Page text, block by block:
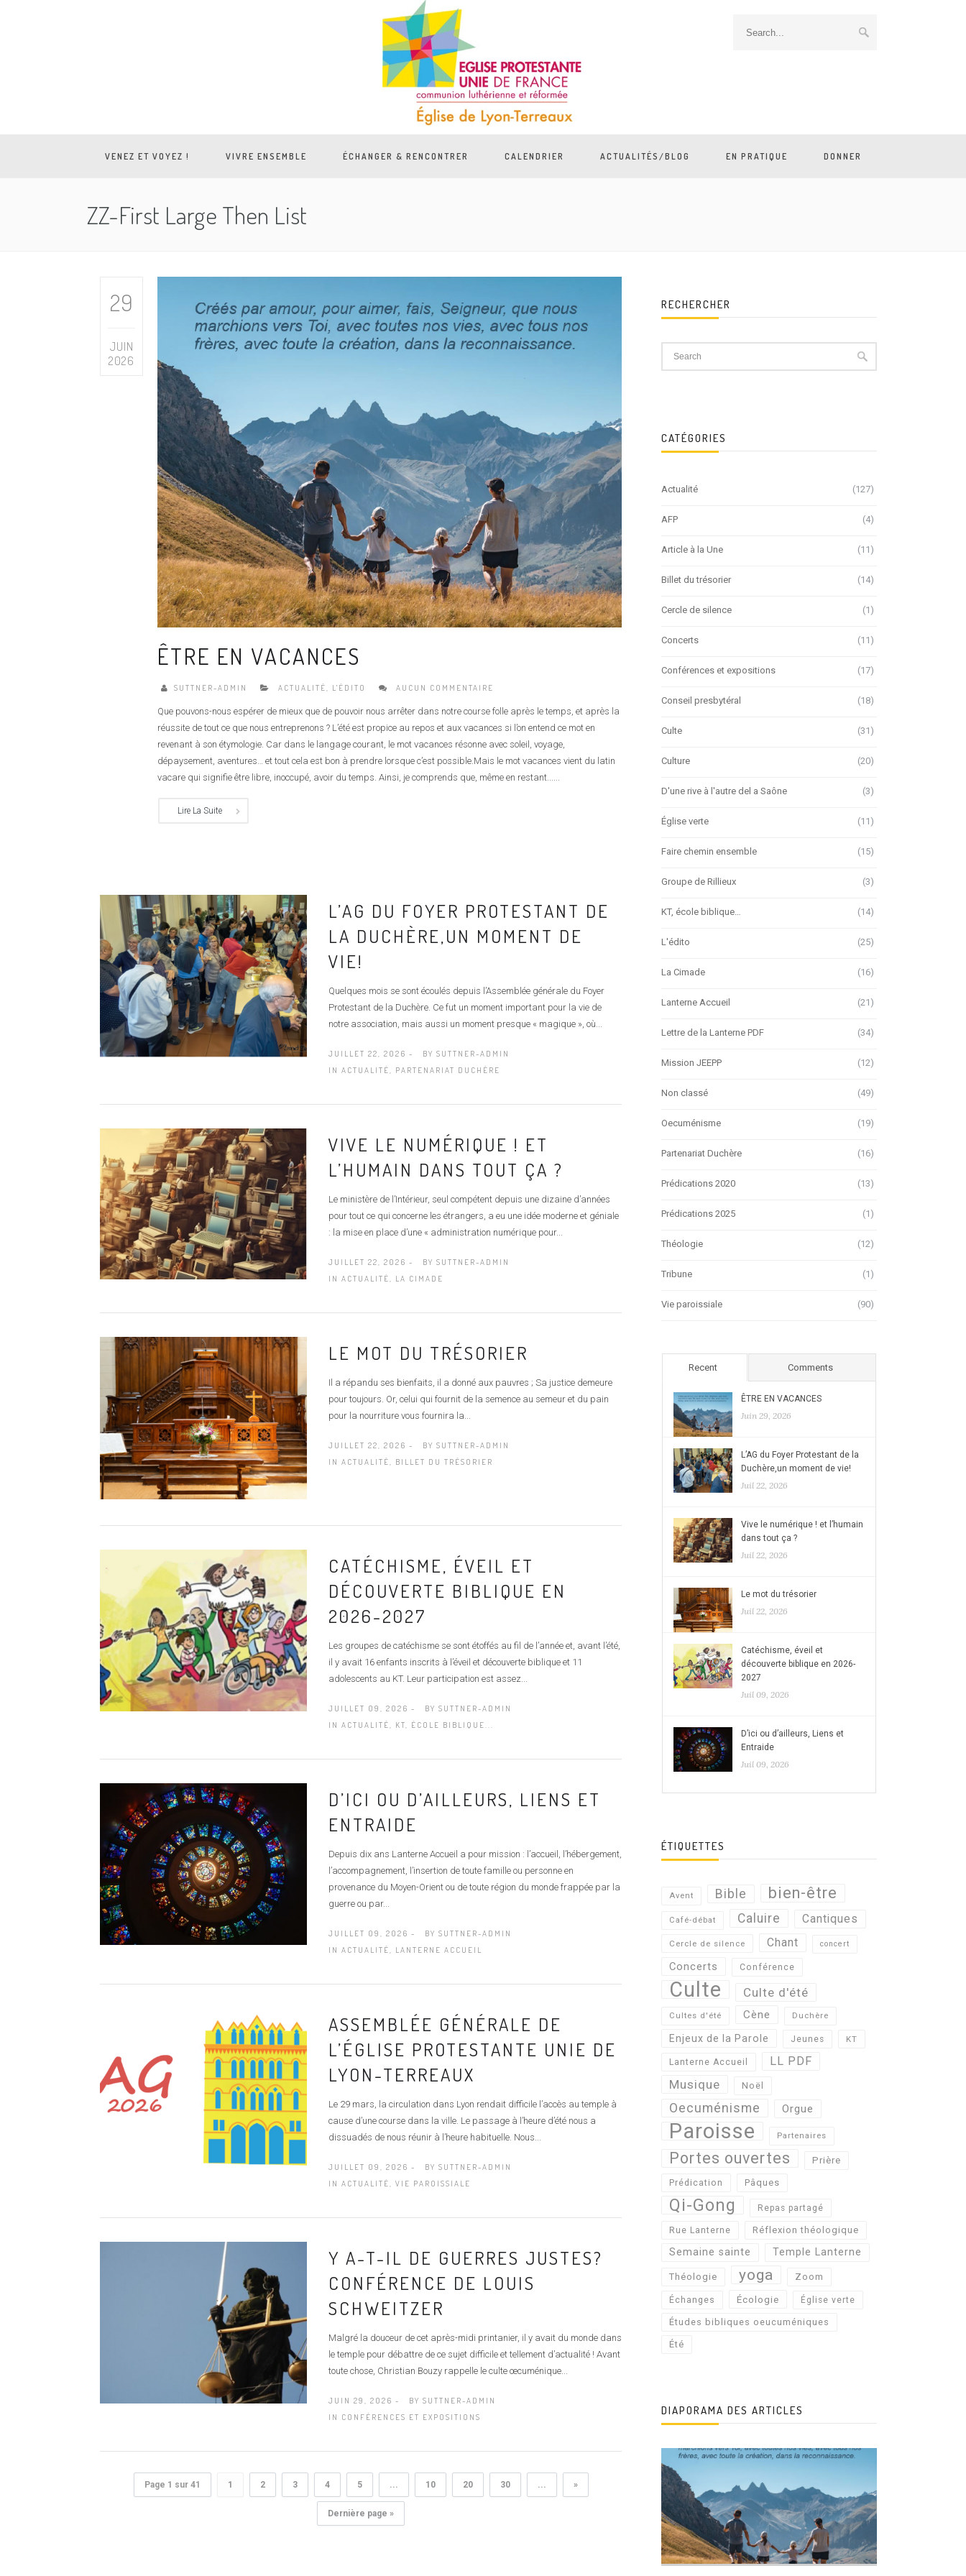
VENEZ ET VOYEZ ! VIVRE ENSEMBLE ÉCHANGER & RENCONTRER CALENDRIER ACTUALITÉS/BLOG EN PRATIQUE DONNER
ZZ-First Large Then List
29
JUIN
2026
ÊTRE EN VACANCES
SUTTNER-ADMIN ACTUALITÉ L'ÉDITO AUCUN COMMENTAIRE
Que pouvons-nous espérer de mieux que de pouvoir nous arrêter dans notre course folle après le temps, et après la
réussite de tout ce que nous entreprenons ? L’été est propice au repos et aux vacances si l’on entend ce mot en
revenant à son étymologie. Car dans le langage courant, le mot vacances résonne avec soleil, voyage,
dépaysement, aventures… et tout cela est bon à prendre lorsque c’est possible.Mais le mot vacances vient du latin
vacare qui signifie être libre, inoccupé, avoir du temps. Ainsi, je comprends que, même en restant......
Lire La Suite
L’AG DU FOYER PROTESTANT DE
LA DUCHÈRE,UN MOMENT DE
VIE!
Quelques mois se sont écoulés depuis l’Assemblée générale du Foyer
Protestant de la Duchère. Ce fut un moment important pour la vie de
notre association, mais aussi un moment presque « magique », où...
JUILLET 22, 2026 - BY SUTTNER-ADMIN
IN ACTUALITÉ PARTENARIAT DUCHÈRE
VIVE LE NUMÉRIQUE ! ET
L’HUMAIN DANS TOUT ÇA ?
Le ministère de l’Intérieur, seul compétent depuis une dizaine d’années
pour tout ce qui concerne les étrangers, a eu une idée moderne et géniale
: la mise en place d’une « administration numérique pour...
JUILLET 22, 2026 - BY SUTTNER-ADMIN
IN ACTUALITÉ LA CIMADE
LE MOT DU TRÉSORIER
Il a répandu ses bienfaits, il a donné aux pauvres ; Sa justice demeure
pour toujours. Or, celui qui fournit de la semence au semeur et du pain
pour la nourriture vous fournira la...
JUILLET 22, 2026 - BY SUTTNER-ADMIN
IN ACTUALITÉ BILLET DU TRÉSORIER
CATÉCHISME, ÉVEIL ET
DÉCOUVERTE BIBLIQUE EN
2026-2027
Les groupes de catéchisme se sont étoffés au fil de l’année et, avant l’été,
il y avait 16 enfants inscrits à l’éveil et découverte biblique et 11
adolescents au KT. Leur participation est assez...
JUILLET 09, 2026 - BY SUTTNER-ADMIN
IN ACTUALITÉ KT, ÉCOLE BIBLIQUE...
D’ICI OU D’AILLEURS, LIENS ET
ENTRAIDE
Depuis dix ans Lanterne Accueil a pour mission : l’accueil, l’hébergement,
l’accompagnement, l’insertion de toute famille ou personne en
provenance du Moyen-Orient ou de toute région du monde frappée par la
guerre ou par...
JUILLET 09, 2026 - BY SUTTNER-ADMIN
IN ACTUALITÉ LANTERNE ACCUEIL
ASSEMBLÉE GÉNÉRALE DE
L’ÉGLISE PROTESTANTE UNIE DE
LYON-TERREAUX
Le 29 mars, la circulation dans Lyon rendait difficile l’accès au temple à
cause d’une course dans la ville. Le passage à l’heure d’été nous a
dissuadés de nous réunir à l’heure habituelle. Nous...
JUILLET 09, 2026 - BY SUTTNER-ADMIN
IN ACTUALITÉ VIE PAROISSIALE
Y A-T-IL DE GUERRES JUSTES?
CONFÉRENCE DE LOUIS
SCHWEITZER
Malgré la douceur de cet après-midi printanier, il y avait du monde dans
le temple pour débattre de ce sujet difficile et tellement d’actualité ! Avant
toute chose, Christian Bouzy rappelle le culte œcuménique...
JUIN 29, 2026 - BY SUTTNER-ADMIN
IN CONFÉRENCES ET EXPOSITIONS
Page 1 sur 41 1 2 3 4 5 ... 10 20 30 ... »
Dernière page »
RECHERCHER
CATÉGORIES
Actualité (127)
AFP (4)
Article à la Une (11)
Billet du trésorier (14)
Cercle de silence (1)
Concerts (11)
Conférences et expositions (17)
Conseil presbytéral (18)
Culte (31)
Culture (20)
D'une rive à l'autre del a Saône (3)
Église verte (11)
Faire chemin ensemble (15)
Groupe de Rillieux (3)
KT, école biblique… (14)
L'édito (25)
La Cimade (16)
Lanterne Accueil (21)
Lettre de la Lanterne PDF (34)
Mission JEEPP (12)
Non classé (49)
Oecuménisme (19)
Partenariat Duchère (16)
Prédications 2020 (13)
Prédications 2025 (1)
Théologie (12)
Tribune (1)
Vie paroissiale (90)
Recent Comments
ÊTRE EN VACANCES
Juin 29, 2026
L’AG du Foyer Protestant de la
Duchère,un moment de vie!
Juil 22, 2026
Vive le numérique ! et l’humain
dans tout ça ?
Juil 22, 2026
Le mot du trésorier
Juil 22, 2026
Catéchisme, éveil et
découverte biblique en 2026-
2027
Juil 09, 2026
D’ici ou d’ailleurs, Liens et
Entraide
Juil 09, 2026
ÉTIQUETTES
Avent Bible bien-être
Café-débat Caluire Cantiques
Cercle de silence Chant concert
Concerts Conférence
Culte Culte d'été
Cultes d'été Cène Duchère
Enjeux de la Parole Jeunes KT
Lanterne Accueil LL PDF
Musique Noël
Oecuménisme Orgue
Paroisse Partenaires
Portes ouvertes Prière
Prédication Pâques
Qi-Gong Repas partagé
Rue Lanterne Réflexion théologique
Semaine sainte Temple Lanterne
Théologie yoga Zoom
Échanges Écologie Église verte
Études bibliques oeucuméniques
Été
DIAPORAMA DES ARTICLES